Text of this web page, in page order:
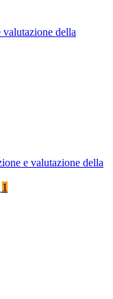
valutazione della
e valutazione della
1